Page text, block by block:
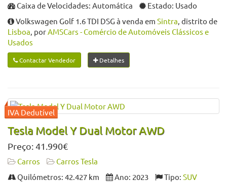
Caixa de Velocidades: Automática
Estado: Usado
Volkswagen Golf 1.6 TDI DSG à venda em Sintra, distrito de
Lisboa, porAMSCars - Comércio de Automóveis Clássicos e
Usados
Contactar Vendedor Detalhes
Tesla Model Y Dual Motor AWD
Preço: 41.990€
Carros
Carros Tesla
Quilómetros: 42.427 km
Ano: 2023 Tipo: SUV